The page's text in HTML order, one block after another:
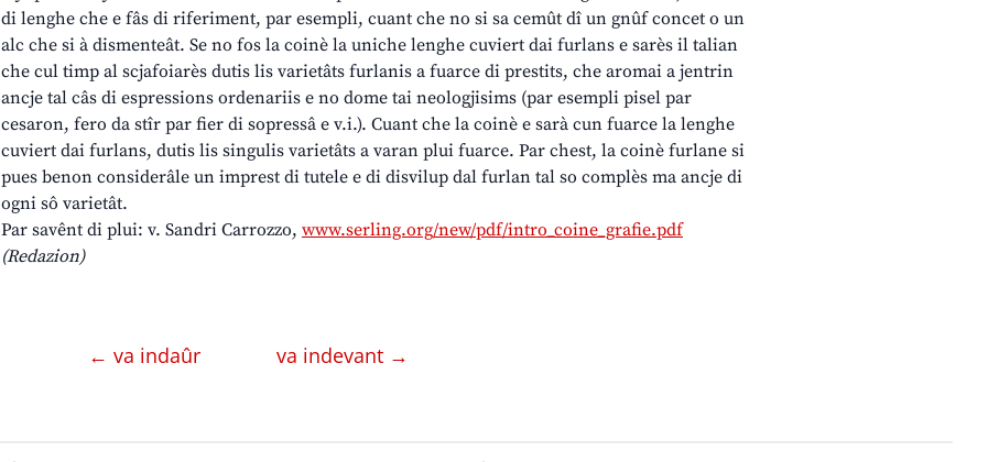
di lenghe che e fâs di riferiment, par esempli, cuant che no si sa cemût dî un gnûf concet o un
alc che si à dismenteât. Se no fos la coinè la uniche lenghe cuviert dai furlans e sarès il talian
che cul timp al scjafoiarès dutis lis varietâts furlanis a fuarce di prestits, che aromai a jentrin
ancje tal câs di espressions ordenariis e no dome tai neologjisims (par esempli pisel par
cesaron, fero da stîr par fier di sopressâ e v.i.). Cuant che la coinè e sarà cun fuarce la lenghe
cuviert dai furlans, dutis lis singulis varietâts a varan plui fuarce. Par chest, la coinè furlane si
pues benon considerâle un imprest di tutele e di disvilup dal furlan tal so complès ma ancje di
ogni sô varietât.
Par savênt di plui: v. Sandri Carrozzo, www.serling.org/new/pdf/intro_coine_grafie.pdf
(Redazion)
← va indaûr va indevant →